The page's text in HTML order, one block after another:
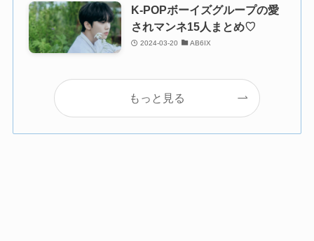
K-POPボーイズグループの愛
されマンネ15人まとめ♡
2024-03-20 AB6IX
もっと見る